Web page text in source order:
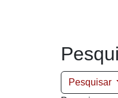
Pesquisar